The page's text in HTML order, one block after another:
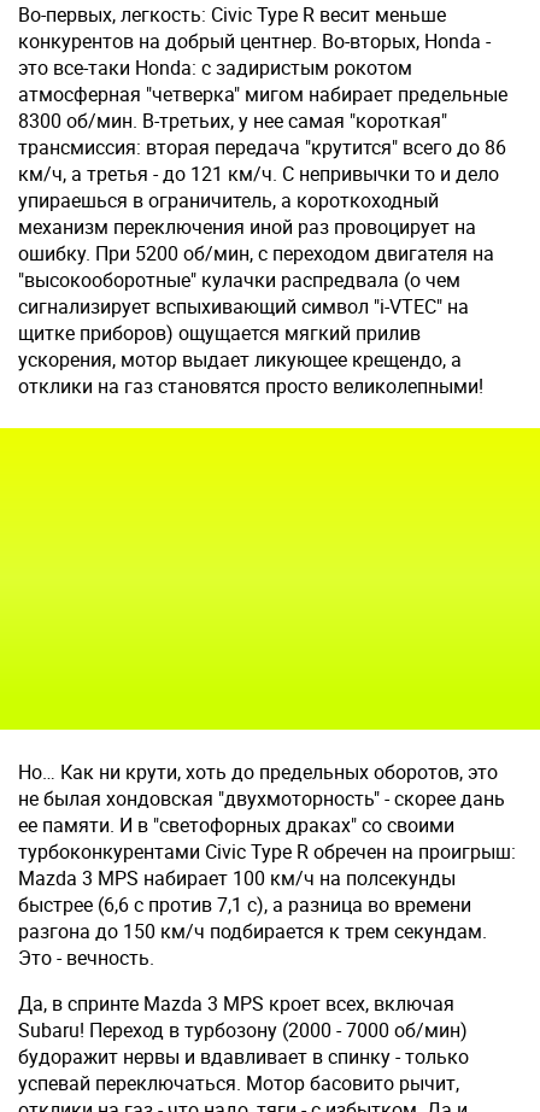
Во-первых, легкость: Civic Type R весит меньше
конкурентов на добрый центнер. Во-вторых, Honda -
это все-таки Honda: с задиристым рокотом
атмосферная "четверка" мигом набирает предельные
8300 об/мин. В-третьих, у нее самая "короткая"
трансмиссия: вторая передача "крутится" всего до 86
км/ч, а третья - до 121 км/ч. С непривычки то и дело
упираешься в ограничитель, а короткоходный
механизм переключения иной раз провоцирует на
ошибку. При 5200 об/мин, с переходом двигателя на
"высокооборотные" кулачки распредвала (о чем
сигнализирует вспыхивающий символ "i-VTEC" на
щитке приборов) ощущается мягкий прилив
ускорения, мотор выдает ликующее крещендо, а
отклики на газ становятся просто великолепными!
Но… Как ни крути, хоть до предельных оборотов, это
не былая хондовская "двухмоторность" - скорее дань
ее памяти. И в "светофорных драках" со сво­ими
турбоконкурентами Civic Type R обречен на проигрыш:
Mazda 3 MPS набирает 100 км/ч на полсекунды
быстрее (6,6 с против 7,1 с), а разница во времени
разгона до 150 км/ч подбирается к трем секундам.
Это - вечность.
Да, в спринте Mazda 3 MPS кроет всех, включая
Subaru! Переход в турбозону (2000 - 7000 об/мин)
будоражит нервы и вдавливает в спинку - только
успевай переключаться. Мотор басовито рычит,